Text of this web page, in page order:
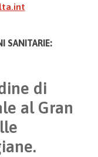
SANITARIE:
di
al Gran